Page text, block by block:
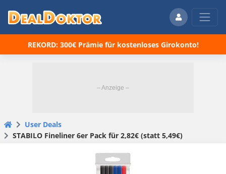
REKORD: 300€ Prämie für kostenloses Girokonto!
User Deals
STABILO Fineliner 6er Pack für 2,82€ (statt 5,49€)